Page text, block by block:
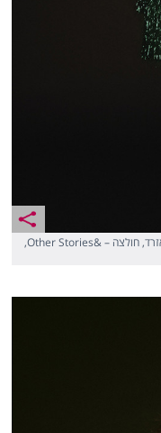
סטיילינג: שני טוב. חצאית פרנזים ומחוך – שלומית אזרד, חולצה – &Other Stories,